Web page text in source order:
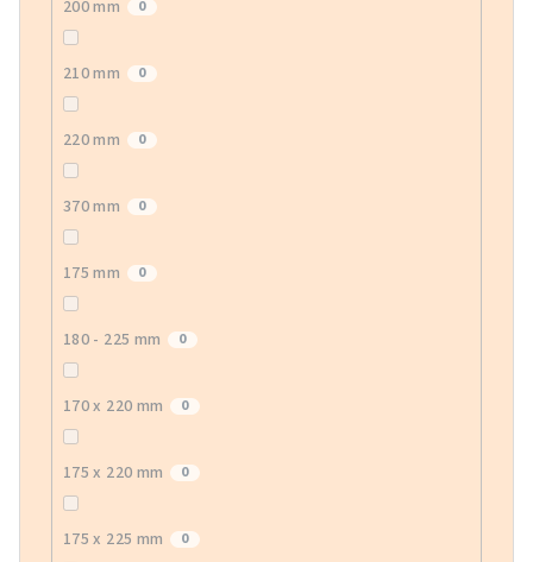
200 mm 0
210 mm 0
220 mm 0
370 mm 0
175 mm 0
180 - 225 mm 0
170 x 220 mm 0
175 x 220 mm 0
175 x 225 mm 0